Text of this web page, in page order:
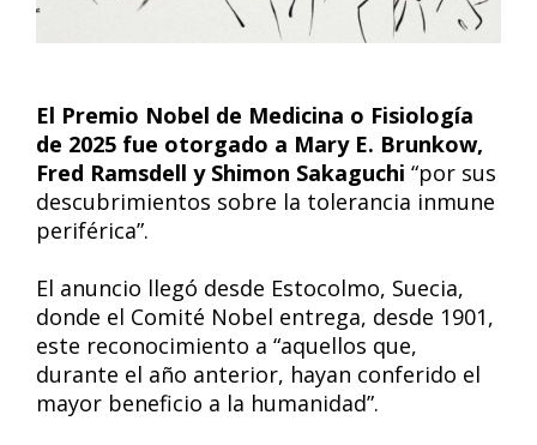
El Premio Nobel de Medicina o Fisiología
de 2025 fue otorgado a Mary E. Brunkow,
Fred Ramsdell y Shimon Sakaguchi “por sus
descubrimientos sobre la tolerancia inmune
periférica”.
El anuncio llegó desde Estocolmo, Suecia,
donde el Comité Nobel entrega, desde 1901,
este reconocimiento a “aquellos que,
durante el año anterior, hayan conferido el
mayor beneficio a la humanidad”.